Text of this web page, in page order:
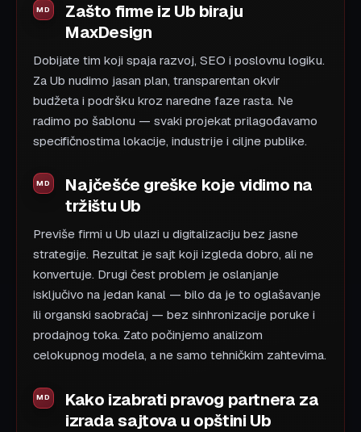
Zašto firme iz Ub biraju
MaxDesign
Dobijate tim koji spaja razvoj, SEO i poslovnu logiku.
Za Ub nudimo jasan plan, transparentan okvir
budžeta i podršku kroz naredne faze rasta. Ne
radimo po šablonu — svaki projekat prilagođavamo
specifičnostima lokacije, industrije i ciljne publike.
Najčešće greške koje vidimo na
tržištu Ub
Previše firmi u Ub ulazi u digitalizaciju bez jasne
strategije. Rezultat je sajt koji izgleda dobro, ali ne
konvertuje. Drugi čest problem je oslanjanje
isključivo na jedan kanal — bilo da je to oglašavanje
ili organski saobraćaj — bez sinhronizacije poruke i
prodajnog toka. Zato počinjemo analizom
celokupnog modela, a ne samo tehničkim zahtevima.
Kako izabrati pravog partnera za
izrada sajtova u opštini Ub